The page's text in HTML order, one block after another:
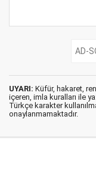
UYARI: Küfür, hakaret,
içeren, imla kuralları ile
Türkçe karakter
onaylanmamaktadır.